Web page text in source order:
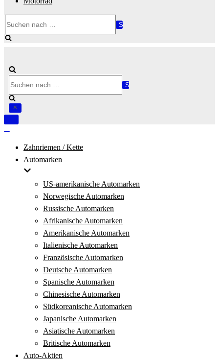
nach …
nach …
Navigation
Zahnriemen / Kette
Automarken
US-amerikanische Automarken
Norwegische Automarken
Russische Automarken
Afrikanische Automarken
Amerikanische Automarken
Italienische Automarken
Französische Automarken
Deutsche Automarken
Spanische Automarken
Chinesische Automarken
Südkoreanische Automarken
Japanische Automarken
Asiatische Automarken
Britische Automarken
Auto-Aktien